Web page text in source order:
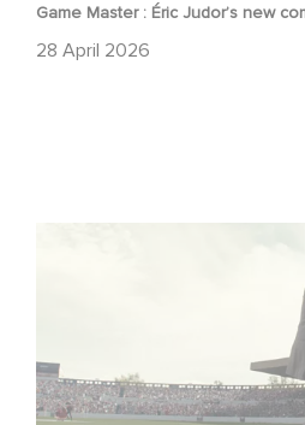
Game Master : Éric Judor’s new
28 April 2026
Mexico 86 : watch the exclusive